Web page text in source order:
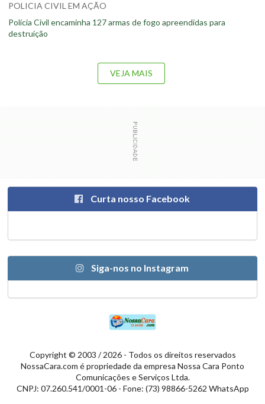
POLICIA CIVIL EM AÇÃO
Polícia Civil encaminha 127 armas de fogo apreendidas para
destruição
VEJA MAIS
Curta nosso Facebook
Siga-nos no Instagram
Copyright © 2003 / 2026 - Todos os direitos reservados
NossaCara.com é propriedade da empresa Nossa Cara Ponto
Comunicações e Serviços Ltda.
CNPJ: 07.260.541/0001-06 - Fone: (73) 98866-5262 WhatsApp